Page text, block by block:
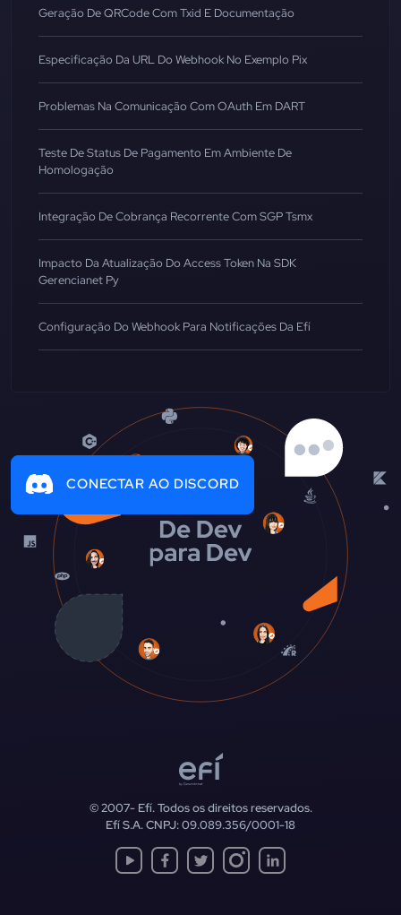
Geração De QRCode Com Txid E Documentação
Especificação Da URL Do Webhook No Exemplo Pix
Problemas Na Comunicação Com OAuth Em DART
Teste De Status De Pagamento Em Ambiente De
Homologação
Integração De Cobrança Recorrente Com SGP Tsmx
Impacto Da Atualização Do Access Token Na SDK
Gerencianet Py
Configuração Do Webhook Para Notificações Da Efí
CONECTAR AO DISCORD
© 2007-Efí. Todos os direitos reservados.
Efí S.A. CNPJ: 09.089.356/0001-18